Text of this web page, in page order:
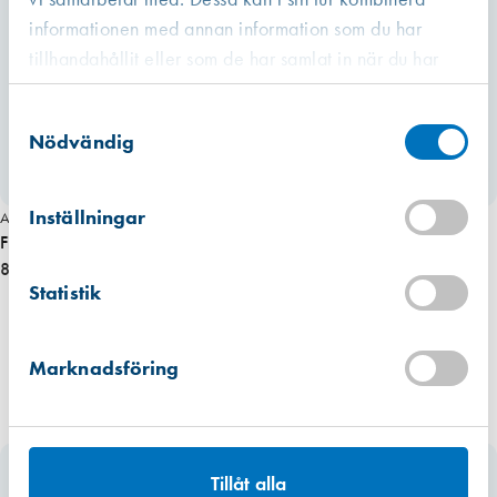
informationen med annan information som du har
tillhandahållit eller som de har samlat in när du har
använt deras tjänster.
Nödvändig
Inställningar
Statistik
Marknadsföring
Tillåt alla
Läs mer
Art. nr 8344
800,00 kr
Finns i lager (22 st)
Finns i lager (3 st)
Hitta hit
Hitta hit